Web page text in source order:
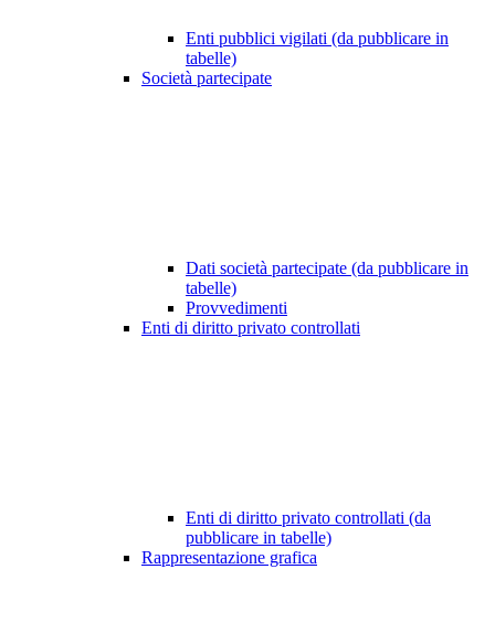
Enti pubblici vigilati (da pubblicare in
tabelle)
Società partecipate
Dati società partecipate (da pubblicare in
tabelle)
Provvedimenti
Enti di diritto privato controllati
Enti di diritto privato controllati (da
pubblicare in tabelle)
Rappresentazione grafica